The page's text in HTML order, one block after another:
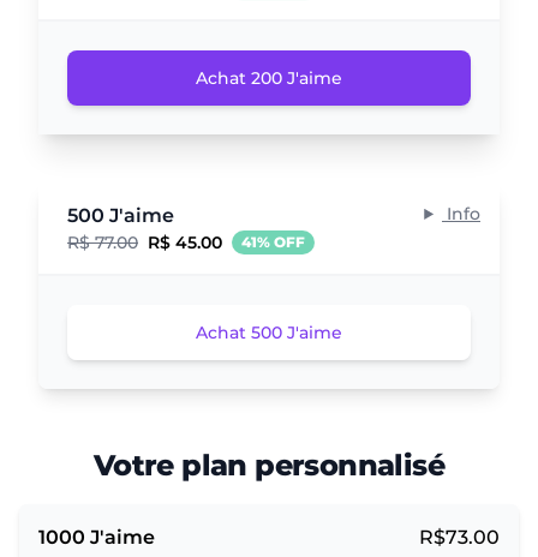
Achat 200 J'aime
500 J'aime
R$ 77.00 R$ 45.00 41% OFF
Info
Achat 500 J'aime
Votre plan personnalisé
1000 J'aime R$73.00